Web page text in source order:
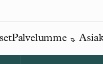
Palvelumme